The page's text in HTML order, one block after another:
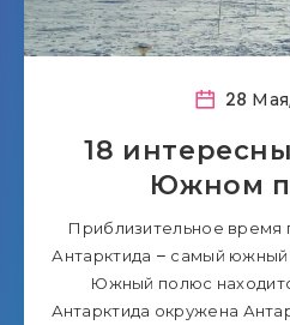
28
18
Южном
Приблизительное время
Антарктида – самый южный
Южный полюс
Антарктида окружена